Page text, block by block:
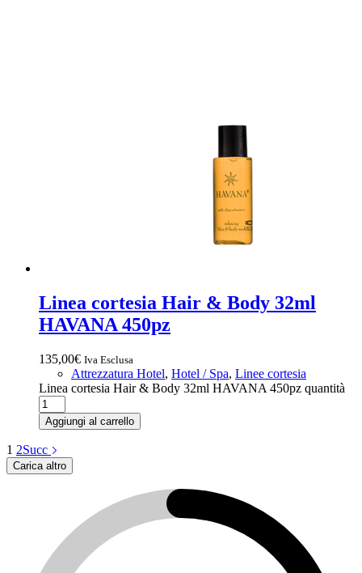
Linea cortesia Hair & Body 32ml
HAVANA 450pz
135,00€ Iva Esclusa
Attrezzatura Hotel, Hotel / Spa, Linee cortesia
Linea cortesia Hair & Body 32ml HAVANA 450pz quantità
Aggiungi al carrello
1 2Succ
Carica altro